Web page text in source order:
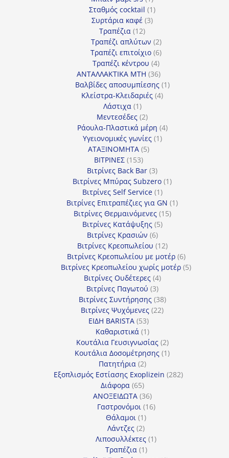
προϊόν
Σταθμός cocktail 11
Συρτάρια καφέ 33
Τραπέζια 1212
προϊόντα
Τραπέζι απλύτων 22
προϊόντα
Τραπέζι επιτοίχιο 66
προϊόντα
Τραπέζι κέντρου 44
προϊόντα
ΑΝΤΑΛΛΑΚΤΙΚΑ MTH 3636
προϊόντα
Βαλβίδες αποσυμπίεσης 11
Κλείστρα-Κλειδαριές 44
Λάστιχα 11
προϊόν
Μεντεσέδες 22
προϊόντα
Ράουλα-Πλαστικά μέρη 44
Υγειονομικές γωνίες 11
ΑΤΑΞΙΝΟΜΗΤΑ 55
ΒΙΤΡΙΝΕΣ 153153
προϊόντα
Βιτρίνες Back Bar 33
προϊόντα
Βιτρίνες Mπύρας Subzero 11
Βιτρίνες Self Service 11
προϊόν
Βιτρίνες Επιτραπέζιες για GN 11
Βιτρίνες Θερμαινόμενες 1515
Βιτρίνες Κατάψυξης 55
Βιτρίνες Κρασιών 66
προϊόντα
Βιτρίνες Κρεοπωλείου 1212
προϊόντα
Βιτρίνες Κρεοπωλείου με μοτέρ 66
προϊόντα
Βιτρίνες Κρεοπωλείου χωρίς μοτέρ 55
Βιτρίνες Ουδέτερες 44
προϊόντα
Βιτρίνες Παγωτού 33
προϊόντα
Βιτρίνες Συντήρησης 3838
προϊόντα
Βιτρίνες Ψυχόμενες 2222
ΕΙΔΗ BARISTA 5353
προϊόντα
Καθαριστικά 11
προϊόν
Κουτάλια Γευσιγνωσίας 22
προϊόντα
Κουτάλια Δοσομέτρησης 11
Πατητήρια 22
προϊόντα
Εξοπλισμός Εστίασης Exoplizein 282282
Διάφορα 6565
προϊόντα
ΑΝΟΞΕΙΔΩΤΑ 3636
προϊόντα
Γαστρονόμοι 1616
Θάλαμοι 11
προϊόν
Λάντζες 22
προϊόντα
Λιποσυλλέκτες 11
Τραπέζια 11